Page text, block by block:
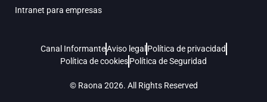
Intranet para empresas
© Raona 2026. All Rights Reserved
Canal InformanteAviso legal Política de privacidad
Política de cookiesPolítica de Seguridad